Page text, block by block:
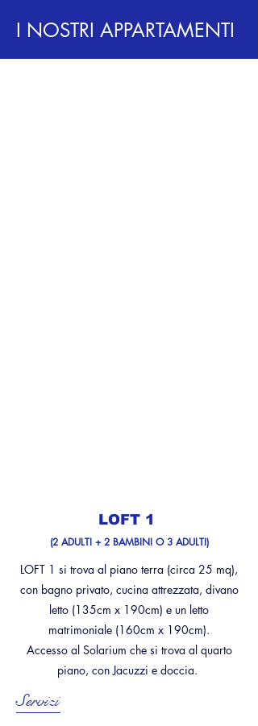
I NOSTRI APPARTAMENTI
LOFT 1
(2 ADULTI + 2 BAMBINI O 3 ADULTI)
LOFT 1 si trova al piano terra (circa 25 mq),
con bagno privato, cucina attrezzata, divano
letto (135cm x 190cm) e un letto
matrimoniale (160cm x 190cm).
Accesso al Solarium che si trova al quarto
piano, con Jacuzzi e doccia.
Servizi